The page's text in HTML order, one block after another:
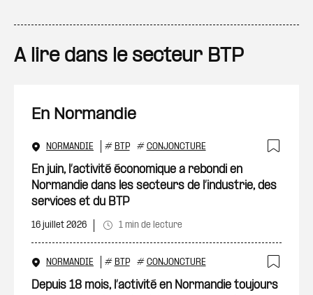
A lire dans le secteur BTP
En Normandie
NORMANDIE # BTP # CONJONCTURE
En juin, l’activité économique a rebondi en
Normandie dans les secteurs de l’industrie, des
services et du BTP
16 juillet 2026 1 min de lecture
NORMANDIE # BTP # CONJONCTURE
Depuis 18 mois, l’activité en Normandie toujours